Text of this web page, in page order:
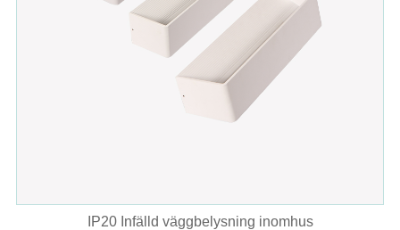
IP20 Infälld väggbelysning inomhus